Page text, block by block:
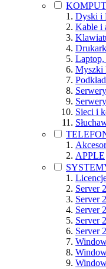
Dyski i
Kable i
Laptop,
Myszki
Sieci i
APPLE
Server
Server
Server
Server
Server